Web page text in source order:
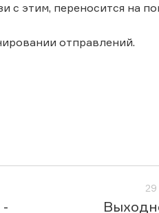
с этим, переносится на
отправлений.
29